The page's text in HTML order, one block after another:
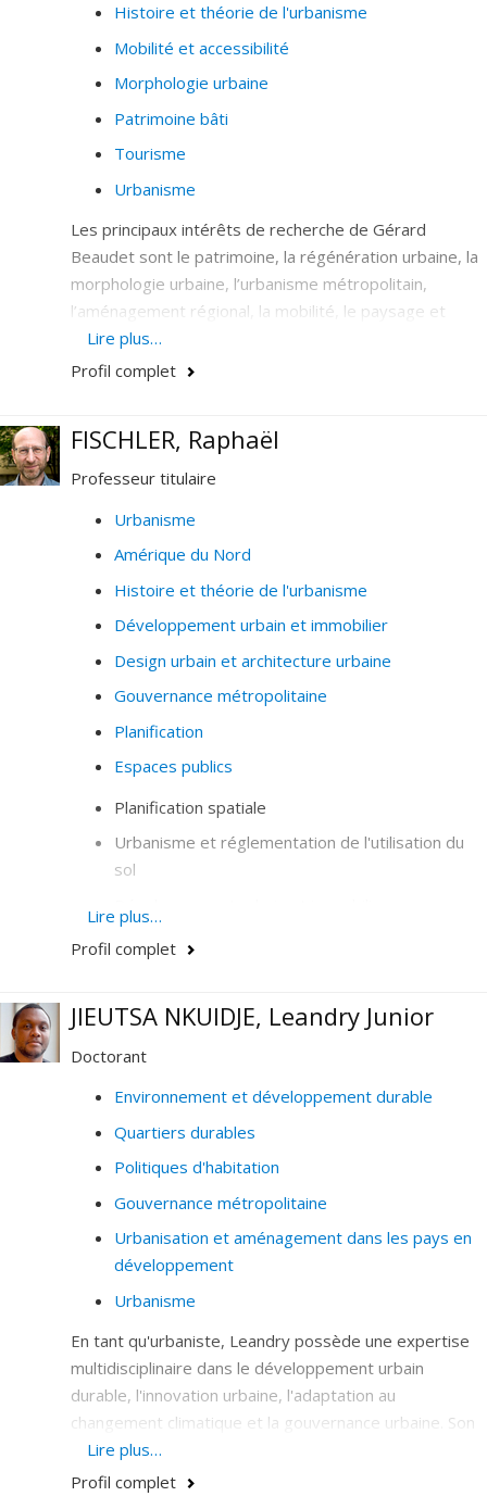
Histoire et théorie de l'urbanisme
Mobilité et accessibilité
Morphologie urbaine
Patrimoine bâti
Tourisme
Urbanisme
Les principaux intérêts de recherche de Gérard
Beaudet sont le patrimoine, la régénération urbaine, la
morphologie urbaine, l’urbanisme métropolitain,
l’aménagement régional, la mobilité, le paysage et
l’aménagement touristique. Il est présentement co-
responsable de l’Observatoire de la mobilité durable
Lire plus…
Profil complet
FISCHLER, Raphaël
Professeur titulaire
Urbanisme
Amérique du Nord
Histoire et théorie de l'urbanisme
Développement urbain et immobilier
Design urbain et architecture urbaine
Gouvernance métropolitaine
Planification
Espaces publics
Planification spatiale
Urbanisme et réglementation de l'utilisation du
sol
Design urbain
Partenariats université-communauté
Lire plus…
Profil complet
JIEUTSA NKUIDJE, Leandry Junior
Doctorant
Environnement et développement durable
Quartiers durables
Politiques d'habitation
Gouvernance métropolitaine
Urbanisation et aménagement dans les pays en
développement
Urbanisme
En tant qu'urbaniste, Leandry possède une expertise
multidisciplinaire dans le développement urbain
durable, l'innovation urbaine, l'adaptation au
changement climatique et la gouvernance urbaine. Son
parcours professionnel au sein d'organisations
internationales telles qu'ONU-Habitat, attestent de
Lire plus…
Profil complet